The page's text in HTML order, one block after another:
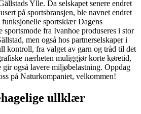
Ylle. Da selskapet senere endret
på sportsbransjen, ble navnet endret
sportsklær Dagens
fra Ivanhoe produseres i stor
men også hos partnerselskaper i
kontroll, fra valget av garn og tråd til det
nærheten muliggjør korte køretid,
gir også lavere miljøbelastning. Oppdag
på Naturkompaniet, velkommen!
ullklær